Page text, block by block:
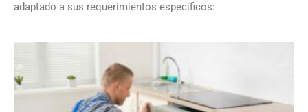
adaptado a sus requerimientos específicos: